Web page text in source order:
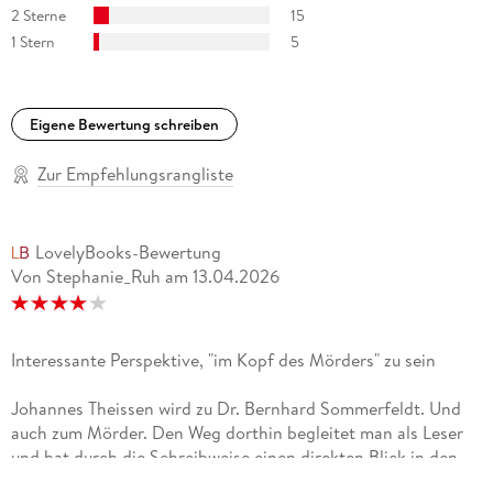
2 Sterne
15
1 Stern
5
Eigene Bewertung schreiben
Zur Empfehlungsrangliste
LovelyBooks-Bewertung
Von Stephanie_Ruh am 13.04.2026
Interessante Perspektive, "im Kopf des Mörders" zu sein
Johannes Theissen wird zu Dr. Bernhard Sommerfeldt. Und
auch zum Mörder. Den Weg dorthin begleitet man als Leser
und hat durch die Schreibweise einen direkten Blick in den